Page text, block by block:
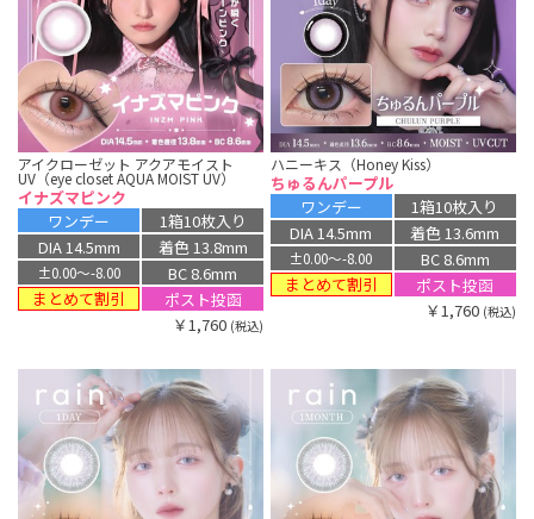
アイクローゼット アクアモイスト
UV（eye closet AQUA MOIST UV）
イナズマピンク
ワンデー
1箱10枚入り
DIA 14.5mm
着色 13.8mm
±0.00〜-8.00
BC 8.6mm
まとめて割引
ポスト投函
￥1,760 (税込)
ハニーキス（Honey Kiss）
ちゅるんパープル
ワンデー
1箱10枚入り
DIA 14.5mm
着色 13.6mm
±0.00〜-8.00
BC 8.6mm
まとめて割引
ポスト投函
￥1,760 (税込)